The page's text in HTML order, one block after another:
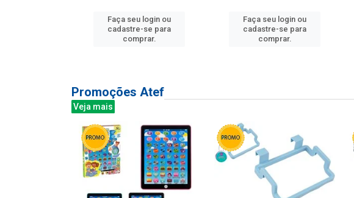
Faça seu login ou
cadastre-se para
comprar.
Faça seu login ou
cadastre-se para
comprar.
Promoções Atef
Veja mais